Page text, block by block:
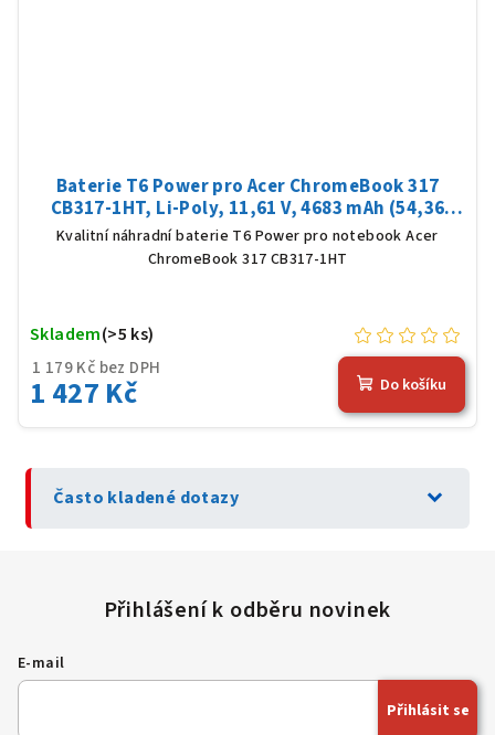
Baterie T6 Power pro Acer ChromeBook 317
CB317-1HT, Li-Poly, 11,61 V, 4683 mAh (54,36
Wh), černá
Kvalitní náhradní baterie T6 Power pro notebook Acer
ChromeBook 317 CB317-1HT
1 179 Kč bez DPH
1 427 Kč
Skladem(>5 ks)
Do košíku
Často kladené dotazy expand_more
E-mail
Přihlásit se